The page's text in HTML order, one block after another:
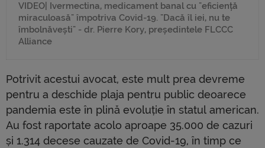
VIDEO| Ivermectina, medicament banal cu "eficiență
miraculoasă" împotriva Covid-19. "Dacă îl iei, nu te
îmbolnăvești" - dr. Pierre Kory, președintele FLCCC
Alliance
Potrivit acestui avocat, este mult prea devreme
pentru a deschide plaja pentru public deoarece
pandemia este în plină evoluție în statul american.
Au fost raportate acolo aproape 35.000 de cazuri
și 1.314 decese cauzate de Covid-19, în timp ce